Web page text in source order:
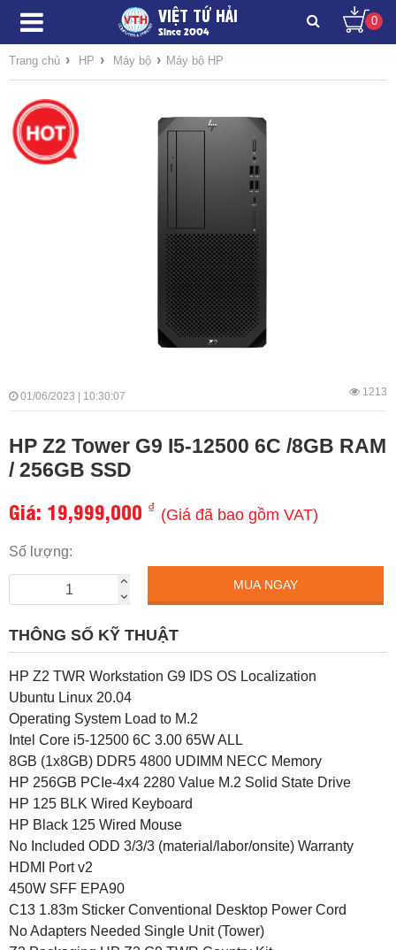
VIỆT TỨ HẢI
Since 2004
0
Trang chủ › HP › Máy bộ › Máy bộ HP
01/06/2023 | 10:30:07 1213
HP Z2 Tower G9 I5-12500 6C /8GB RAM
/ 256GB SSD
Giá: 19,999,000 ₫ (Giá đã bao gồm VAT)
Số lượng:
MUA NGAY
THÔNG SỐ KỸ THUẬT
HP Z2 TWR Workstation G9 IDS OS Localization
Ubuntu Linux 20.04
Operating System Load to M.2
Intel Core i5-12500 6C 3.00 65W ALL
8GB (1x8GB) DDR5 4800 UDIMM NECC Memory
HP 256GB PCIe-4x4 2280 Value M.2 Solid State Drive
HP 125 BLK Wired Keyboard
HP Black 125 Wired Mouse
No Included ODD 3/3/3 (material/labor/onsite) Warranty
HDMI Port v2
450W SFF EPA90
C13 1.83m Sticker Conventional Desktop Power Cord
No Adapters Needed Single Unit (Tower)